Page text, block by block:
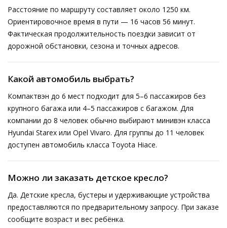
Расстояние по маршруту составляет около 1250 км.
Ориентировочное время в пути — 16 часов 56 минут.
Фактическая продолжительность поездки зависит от
дорожной обстановки, сезона и точных адресов.
Какой автомобиль выбрать?
Компактвэн до 6 мест подходит для 5–6 пассажиров без
крупного багажа или 4–5 пассажиров с багажом. Для
компании до 8 человек обычно выбирают минивэн класса
Hyundai Starex или Opel Vivaro. Для группы до 11 человек
доступен автомобиль класса Toyota Hiace.
Можно ли заказать детское кресло?
Да. Детские кресла, бустеры и удерживающие устройства
предоставляются по предварительному запросу. При заказе
сообщите возраст и вес ребёнка.